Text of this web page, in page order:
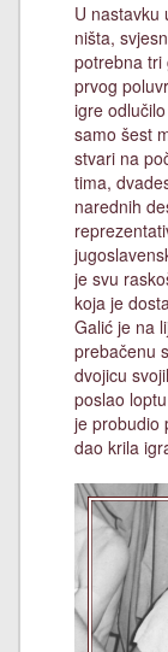
U nastavku
ništa,
potrebna tri
prvog
igre
samo šest
stvari na
tima,
narednih
je svu
koja je
Galić je na
prebačenu
dvojicu
poslao
je probudio
dao krila